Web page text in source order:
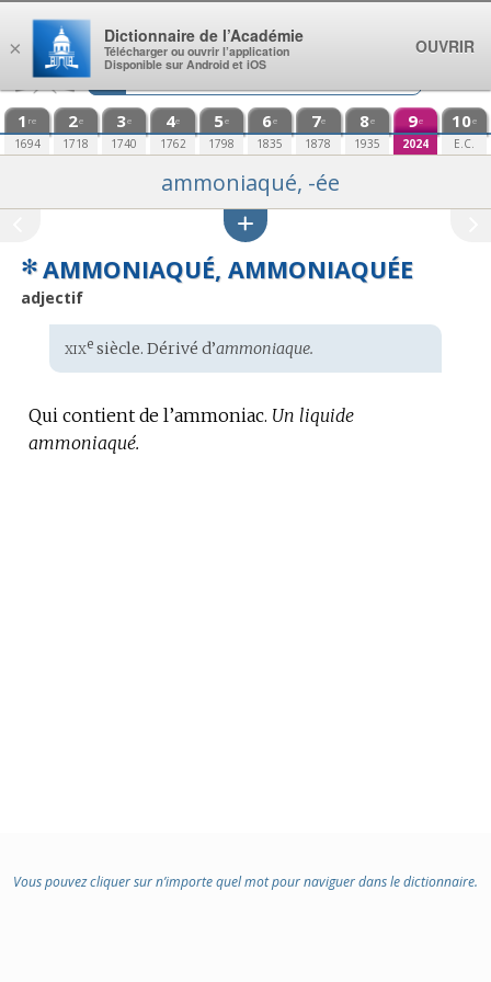
Aller au contenu
1 re
1694
2e
1718
3e
1740
4e
1762
5e
1798
6e
1835
7e
1878
8e
1935
9e
2024
10e
E.C.
ammoniaqué, -ée
✻ AMMONIAQUÉ, AMMONIAQUÉE
adjectif
Étymologie
:
xixesiècle. Dérivé d’ammoniaque.
Qui contient de l’ammoniac. Un liquide
ammoniaqué.
Vous pouvez cliquer sur n’importe quel mot pour naviguer dans le dictionnaire.
×
Dictionnaire de l’Académie
Télécharger ou ouvrir l’application
Disponible sur Android et iOS
OUVRIR